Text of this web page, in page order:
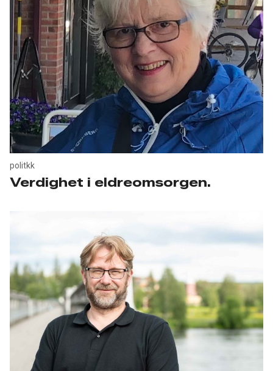
politkk
Verdighet i eldreomsorgen.